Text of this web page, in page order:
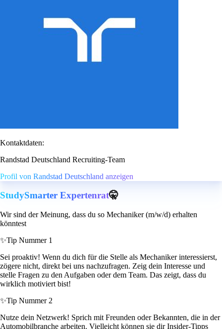
Kontaktdaten:
Randstad Deutschland Recruiting-Team
Profil von Randstad Deutschland anzeigen
StudySmarter Expertenrat🤫
Wir sind der Meinung, dass du so Mechaniker (m/w/d) erhalten
könntest
✨Tip Nummer 1
Sei proaktiv! Wenn du dich für die Stelle als Mechaniker interessierst,
zögere nicht, direkt bei uns nachzufragen. Zeig dein Interesse und
stelle Fragen zu den Aufgaben oder dem Team. Das zeigt, dass du
wirklich motiviert bist!
✨Tip Nummer 2
Nutze dein Netzwerk! Sprich mit Freunden oder Bekannten, die in der
Automobilbranche arbeiten. Vielleicht können sie dir Insider-Tipps